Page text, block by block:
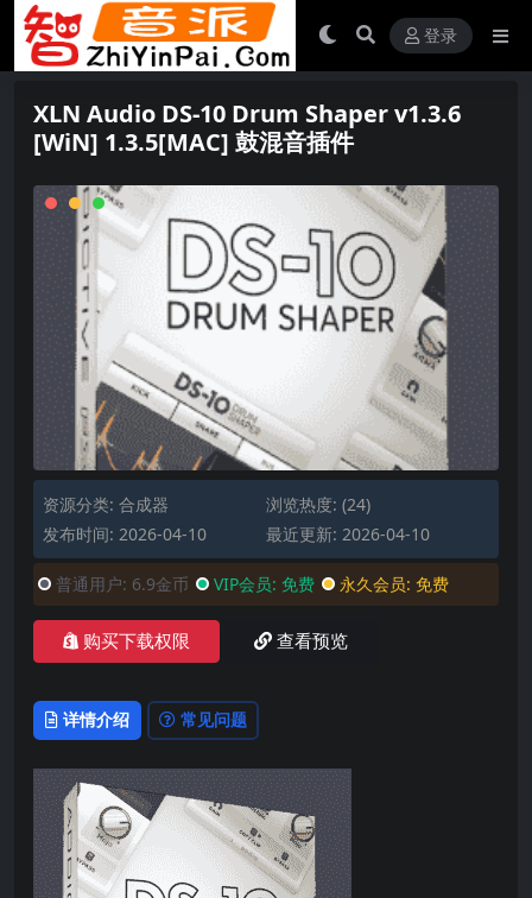
登录
XLN Audio DS-10 Drum Shaper v1.3.6
[WiN] 1.3.5[MAC] 鼓混音插件
资源分类: 合成器
浏览热度: (24)
发布时间: 2026-04-10
最近更新: 2026-04-10
普通用户: 6.9金币 VIP会员: 免费 永久会员: 免费
购买下载权限 查看预览
详情介绍 常见问题